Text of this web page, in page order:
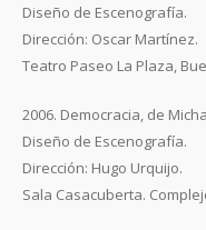
Diseño de Escenografía.
Dirección: Oscar Martínez.
Teatro Paseo La Plaza,
2006. Democracia, de
Diseño de Escenografía.
Dirección: Hugo Urquijo.
Sala Casacuberta.